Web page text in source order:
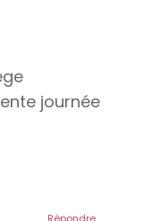
journée